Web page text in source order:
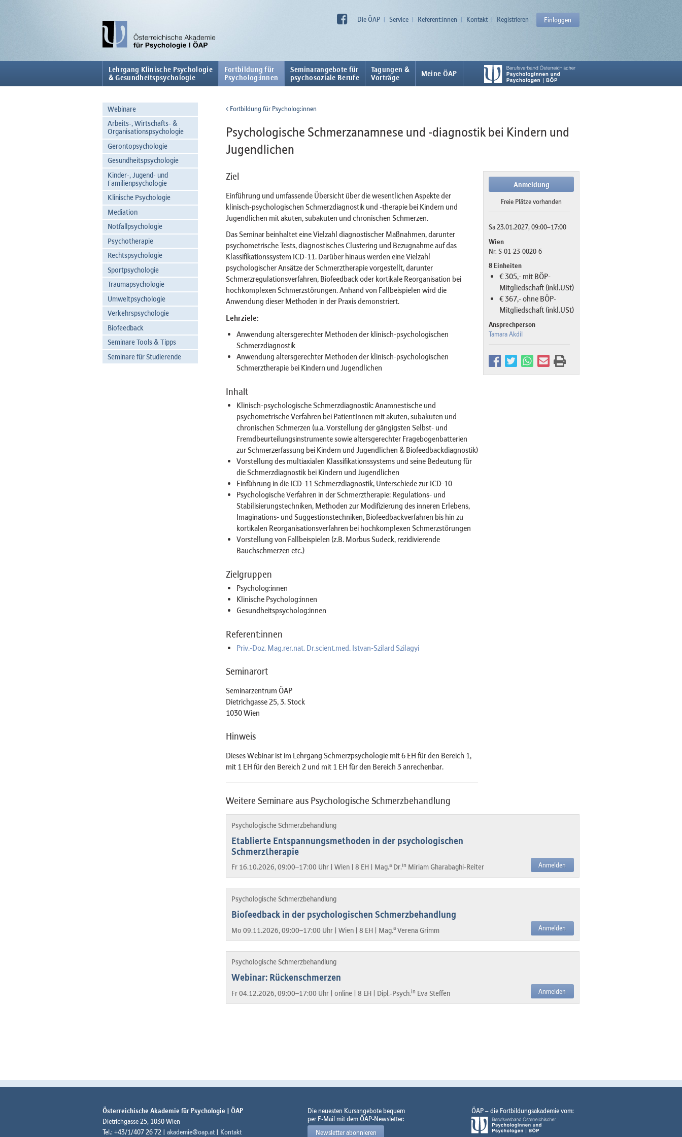
Die ÖAP Service Referent:innen Kontakt Registrieren Einloggen
Lehrgang Klinische Psychologie
& Gesundheitspsychologie
Fortbildung für
Psycholog:innen
Seminarangebote für
psychosoziale Berufe
Tagungen &
Vorträge
Meine ÖAP
Webinare
Arbeits-, Wirtschafts- &
Organisationspsychologie
Gerontopsychologie
Gesundheitspsychologie
Kinder-, Jugend- und
Familienpsychologie
Klinische Psychologie
Mediation
Notfallpsychologie
Psychotherapie
Rechtspsychologie
Sportpsychologie
Traumapsychologie
Umweltpsychologie
Verkehrspsychologie
Biofeedback
Seminare Tools & Tipps
Seminare für Studierende
Fortbildung für Psycholog:innen
Psychologische Schmerzanamnese und -diagnostik bei Kindern und
Jugendlichen
Anmeldung
Freie Plätze vorhanden
Sa 23.01.2027, 09:00–17:00
Wien
Nr. S-01-23-0020-6
8 Einheiten
€ 305,- mit BÖP-
Mitgliedschaft (inkl.USt)
€ 367,- ohne BÖP-
Mitgliedschaft (inkl.USt)
Ansprechperson
Tamara Akdil
Ziel
Einführung und umfassende Übersicht über die wesentlichen Aspekte der
klinisch-psychologischen Schmerzdiagnostik und -therapie bei Kindern und
Jugendlichen mit akuten, subakuten und chronischen Schmerzen.
Das Seminar beinhaltet eine Vielzahl diagnostischer Maßnahmen, darunter
psychometrische Tests, diagnostisches Clustering und Bezugnahme auf das
Klassifikationssystem ICD-11. Darüber hinaus werden eine Vielzahl
psychologischer Ansätze der Schmerztherapie vorgestellt, darunter
Schmerzregulationsverfahren, Biofeedback oder kortikale Reorganisation bei
hochkomplexen Schmerzstörungen. Anhand von Fallbeispielen wird die
Anwendung dieser Methoden in der Praxis demonstriert.
Lehrziele:
Anwendung altersgerechter Methoden der klinisch-psychologischen
Schmerzdiagnostik
Anwendung altersgerechter Methoden der klinisch-psychologischen
Schmerztherapie bei Kindern und Jugendlichen
Inhalt
Klinisch-psychologische Schmerzdiagnostik: Anamnestische und
psychometrische Verfahren bei PatientInnen mit akuten, subakuten und
chronischen Schmerzen (u.a. Vorstellung der gängigsten Selbst- und
Fremdbeurteilungsinstrumente sowie altersgerechter Fragebogenbatterien
zur Schmerzerfassung bei Kindern und Jugendlichen & Biofeedbackdiagnostik)
Vorstellung des multiaxialen Klassifikationssystems und seine Bedeutung für
die Schmerzdiagnostik bei Kindern und Jugendlichen
Einführung in die ICD-11 Schmerzdiagnostik, Unterschiede zur ICD-10
Psychologische Verfahren in der Schmerztherapie: Regulations- und
Stabilisierungstechniken, Methoden zur Modifizierung des inneren Erlebens,
Imaginations- und Suggestionstechniken, Biofeedbackverfahren bis hin zu
kortikalen Reorganisationsverfahren bei hochkomplexen Schmerzstörungen
Vorstellung von Fallbeispielen (z.B. Morbus Sudeck, rezidivierende
Bauchschmerzen etc.)
Zielgruppen
Psycholog:innen
Klinische Psycholog:innen
Gesundheitspsycholog:innen
Referent:innen
Priv.-Doz. Mag.rer.nat. Dr.scient.med. Istvan-Szilard Szilagyi
Seminarort
Seminarzentrum ÖAP
Dietrichgasse 25, 3. Stock
1030 Wien
Hinweis
Dieses Webinar ist im Lehrgang Schmerzpsychologie mit 6 EH für den Bereich 1,
mit 1 EH für den Bereich 2 und mit 1 EH für den Bereich 3 anrechenbar.
Weitere Seminare aus Psychologische Schmerzbehandlung
Psychologische Schmerzbehandlung
Etablierte Entspannungsmethoden in der psychologischen
Schmerztherapie
Fr 16.10.2026, 09:00–17:00 Uhr | Wien | 8 EH | Mag.aDr.in Miriam Gharabaghi-Reiter Anmelden
Psychologische Schmerzbehandlung
Biofeedback in der psychologischen Schmerzbehandlung
Mo 09.11.2026, 09:00–17:00 Uhr | Wien | 8 EH | Mag.aVerena Grimm Anmelden
Psychologische Schmerzbehandlung
Webinar: Rückenschmerzen
Fr 04.12.2026, 09:00–17:00 Uhr | online | 8 EH | Dipl.-Psych.in Eva Steffen Anmelden
Österreichische Akademie für Psychologie | ÖAP
Dietrichgasse 25, 1030 Wien
Tel.: +43/1/407 26 72 | akademie@oap.at | Kontakt
Die neuesten Kursangebote bequem
per E-Mail mit dem ÖAP-Newsletter:
Newsletter abonnieren
ÖAP – die Fortbildungsakademie vom: